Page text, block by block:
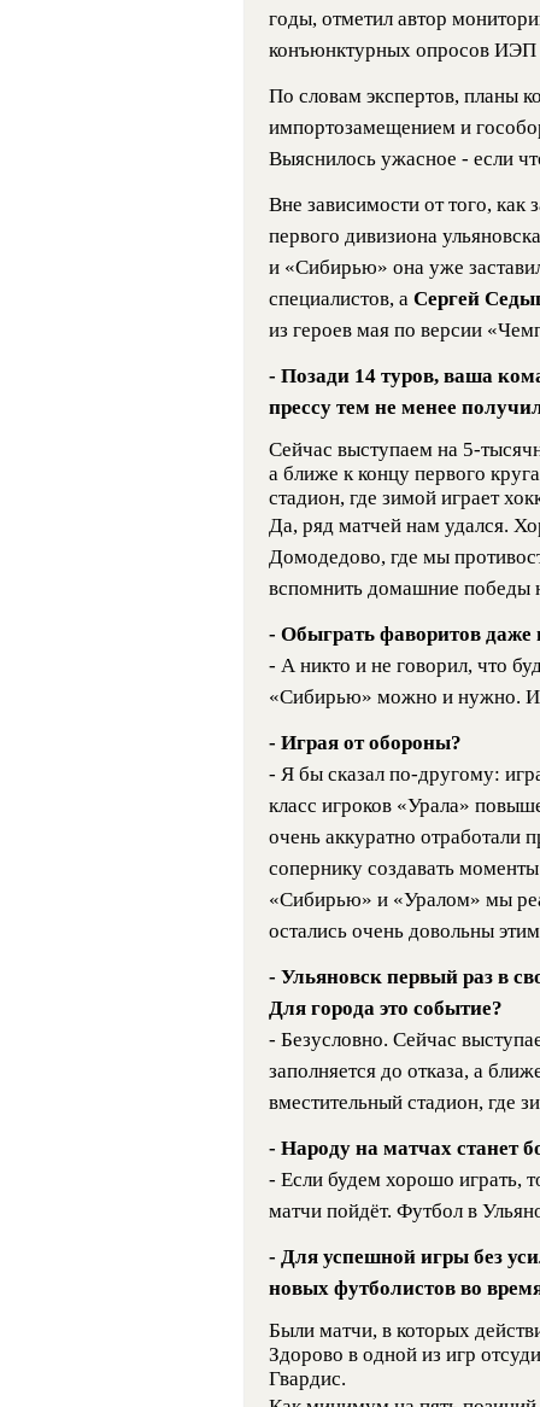
годы, отметил автор
конъюнктурных опросов
По словам экспертов, планы
импортозамещением и
Выяснилось ужасное - если
Вне зависимости от того, как
первого дивизиона
и «Сибирью» она уже
специалистов, а Сергей
из героев мая по версии
- Позади 14 туров, ваша
прессу тем не менее
Сейчас выступаем на 5-
а ближе к концу первого
стадион, где зимой играет
Да, ряд матчей нам удался.
Домодедово, где мы
вспомнить домашние
- Обыграть фаворитов даже
- А никто и не говорил, что
«Сибирью» можно и нужно. И
- Играя от обороны?
- Я бы сказал по-другому:
класс игроков «Урала»
очень аккуратно отработали
сопернику создавать
«Сибирью» и «Уралом» мы
остались очень довольны
- Ульяновск первый раз в
Для города это событие?
- Безусловно. Сейчас
заполняется до отказа, а
вместительный стадион, где
- Народу на матчах станет
- Если будем хорошо играть,
матчи пойдёт. Футбол в
- Для успешной игры без
новых футболистов во
Были матчи, в которых
Здорово в одной из игр
Гвардис.